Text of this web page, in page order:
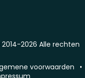
2026 Alle rechten
voorwaarden